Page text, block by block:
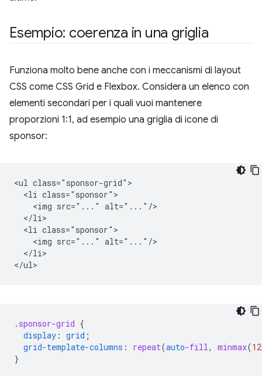
Esempio: coerenza in una griglia
Funziona molto bene anche con i meccanismi di layout
CSS come CSS Grid e Flexbox. Considera un elenco con
elementi secondari per i quali vuoi mantenere
proporzioni 1:1, ad esempio una griglia di icone di
sponsor:
<ul class="sponsor-grid">
  <li class="sponsor">
    <img src="..." alt="..."/>
  </li>
  <li class="sponsor">
    <img src="..." alt="..."/>
  </li>
. sponsor-grid {
display : grid ;
grid-template-columns : repeat(auto-fill, minmax(
}